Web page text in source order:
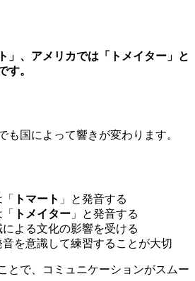
」、アメリカでは「 トメイター 」と
す。
も国によって響きが変わります。
トマート 」と発音する
トメイター 」と発音する
よる文化の影響を受ける
を意識して練習することが大切
とで、コミュニケーションがスムー